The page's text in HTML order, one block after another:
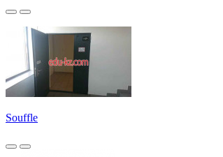
Souffle